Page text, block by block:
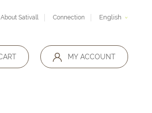
About Sativall Connection English
MY ACCOUNT